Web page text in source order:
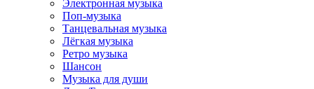
Электронная музыка
Поп-музыка
Танцевальная музыка
Лёгкая музыка
Ретро музыка
Шансон
Музыка для души